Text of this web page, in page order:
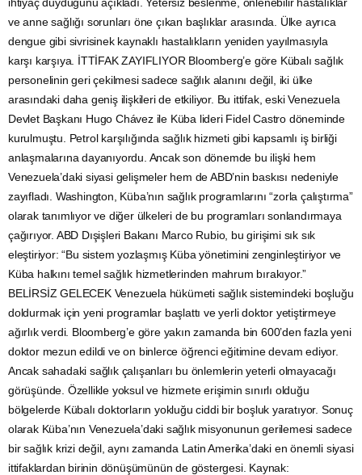
ve anne sağlığı sorunları öne çıkan başlıklar arasında. Ülke ayrıca
dengue gibi sivrisinek kaynaklı hastalıkların yeniden yayılmasıyla
karşı karşıya. İTTİFAK ZAYIFLIYOR Bloomberg’e göre Kübalı sağlık
personelinin geri çekilmesi sadece sağlık alanını değil, iki ülke
arasındaki daha geniş ilişkileri de etkiliyor. Bu ittifak, eski Venezuela
Devlet Başkanı Hugo Chávez ile Küba lideri Fidel Castro döneminde
kurulmuştu. Petrol karşılığında sağlık hizmeti gibi kapsamlı iş birliği
anlaşmalarına dayanıyordu. Ancak son dönemde bu ilişki hem
Venezuela’daki siyasi gelişmeler hem de ABD’nin baskısı nedeniyle
zayıfladı. Washington, Küba’nın sağlık programlarını “zorla çalıştırma”
olarak tanımlıyor ve diğer ülkeleri de bu programları sonlandırmaya
çağırıyor. ABD Dışişleri Bakanı Marco Rubio, bu girişimi sık sık
eleştiriyor: “Bu sistem yozlaşmış Küba yönetimini zenginleştiriyor ve
Küba halkını temel sağlık hizmetlerinden mahrum bırakıyor.”
BELİRSİZ GELECEK Venezuela hükümeti sağlık sistemindeki boşluğu
doldurmak için yeni programlar başlattı ve yerli doktor yetiştirmeye
ağırlık verdi. Bloomberg’e göre yakın zamanda bin 600’den fazla yeni
doktor mezun edildi ve on binlerce öğrenci eğitimine devam ediyor.
Ancak sahadaki sağlık çalışanları bu önlemlerin yeterli olmayacağı
görüşünde. Özellikle yoksul ve hizmete erişimin sınırlı olduğu
bölgelerde Kübalı doktorların yokluğu ciddi bir boşluk yaratıyor. Sonuç
olarak Küba’nın Venezuela’daki sağlık misyonunun gerilemesi sadece
bir sağlık krizi değil, aynı zamanda Latin Amerika’daki en önemli siyasi
ittifaklardan birinin dönüşümünün de göstergesi. Kaynak: